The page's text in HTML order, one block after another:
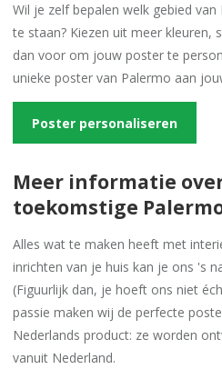
Wil je zelf bepalen welk gebied
te staan? Kiezen uit meer kleuren,
dan voor om jouw poster te
unieke poster van Palermo aan
Poster personaliseren
Meer informatie
toekomstige
Alles wat te maken heeft met
inrichten van je huis kan je ons 's
(Figuurlijk dan, je hoeft ons niet
passie maken wij de perfecte
Nederlands product: ze worden
vanuit Nederland.